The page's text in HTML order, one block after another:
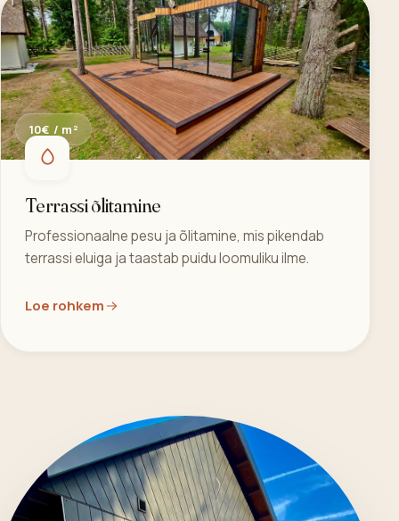
10€ / m²
Terrassi õlitamine
Professionaalne pesu ja õlitamine, mis pikendab
terrassi eluiga ja taastab puidu loomuliku ilme.
Loe rohkem